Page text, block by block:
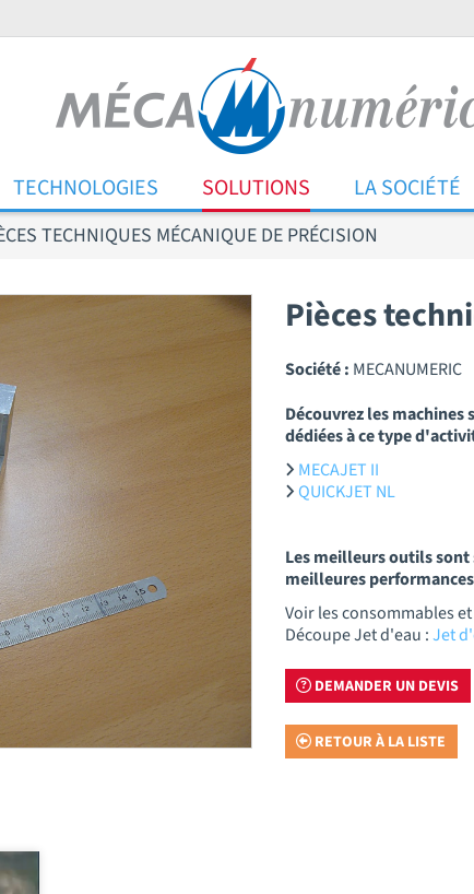
TECHNOLOGIES SOLUTIONS LA SOCIÉTÉ
TECHNIQUES MÉCANIQUE DE PRÉCISION
Pièces
Société : MECANUMERIC
Découvrez les machines
dédiées à ce type
MECAJET II
QUICKJET NL
Les meilleurs outils
meilleures
Voir les consommables
Découpe Jet d'eau :Jet
DEMANDER UN DEVIS
RETOUR À LA LISTE